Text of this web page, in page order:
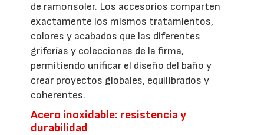
de ramonsoler. Los accesorios comparten
exactamente los mismos tratamientos,
colores y acabados que las diferentes
griferías y colecciones de la firma,
permitiendo unificar el diseño del baño y
crear proyectos globales, equilibrados y
coherentes.
Acero inoxidable: resistencia y
durabilidad